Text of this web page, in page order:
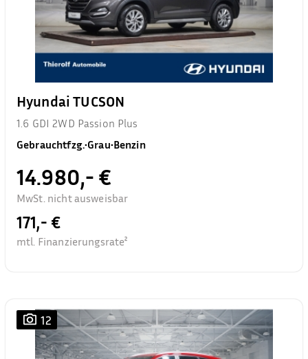
Hyundai TUCSON
1.6 GDI 2WD Passion Plus
Gebrauchtfzg.•Grau•Benzin
14.980,- €
MwSt. nicht ausweisbar
171,- €
mtl. Finanzierungsrate²
12